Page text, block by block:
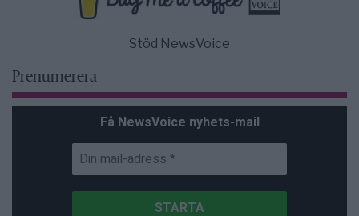
Stöd NewsVoice
Prenumerera
Få NewsVoice nyhets-mail